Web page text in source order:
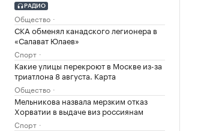
РАДИО
Общество
СКА обменял канадского легионера в
«Салават Юлаев»
Спорт
Какие улицы перекроют в Москве из-за
триатлона 8 августа. Карта
Общество
Мельникова назвала мерзким отказ
Хорватии в выдаче виз россиянам
Спорт